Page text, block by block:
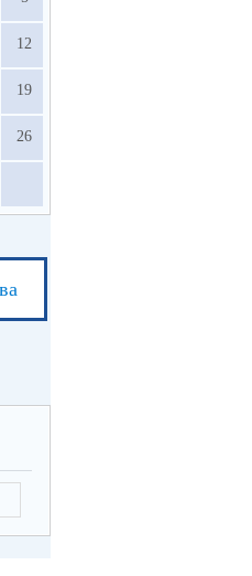
12
19
26